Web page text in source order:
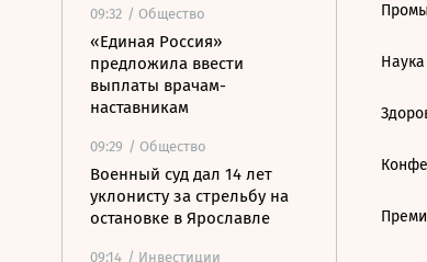
09:32 / Общество
«Единая Россия»
предложила ввести
выплаты врачам-
наставникам
09:29 / Общество
Военный суд дал 14 лет
уклонисту за стрельбу на
остановке в Ярославле
09:14 / Инвестиции
Наука